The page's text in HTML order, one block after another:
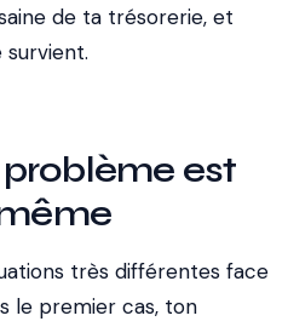
de ta trésorerie, et
survient.
est
très différentes face
le premier cas, ton